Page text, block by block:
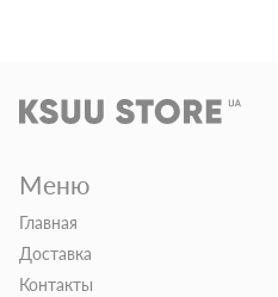
Меню
Главная
Доставка
Контакты